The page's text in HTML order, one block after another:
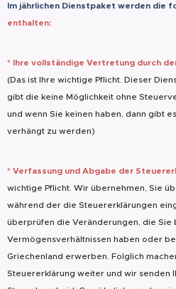
Im jährlichen Dienstpaket werden die
enthalten:
* Ihre vollständige Vertretung durch
(Das ist Ihre wichtige Pflicht. Dieser
gibt die keine Möglichkeit ohne
und wenn Sie keinen haben, dann gibt
verhängt zu werden)
* Verfassung und Abgabe der
wichtige Pflicht. Wir übernehmen, Sie
während der die Steuererklärungen
überprüfen die Veränderungen, die Sie
Vermögensverhältnissen haben oder
Griechenland erwerben. Folglich
Steuererklärung weiter und wir senden